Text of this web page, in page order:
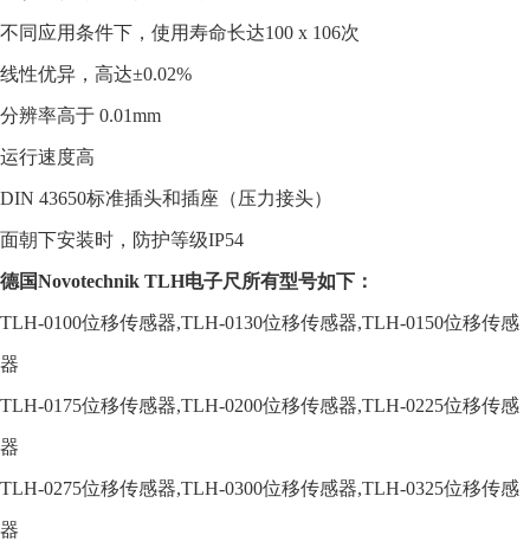
不同应用条件下，使用寿命长达100 x 106次
线性优异，高达±0.02%
分辨率高于 0.01mm
运行速度高
DIN 43650标准插头和插座（压力接头）
面朝下安装时，防护等级IP54
德国Novotechnik TLH电子尺所有型号如下：
TLH-0100位移传感器,TLH-0130位移传感器,TLH-0150位移传感
器
TLH-0175位移传感器,TLH-0200位移传感器,TLH-0225位移传感
器
TLH-0275位移传感器,TLH-0300位移传感器,TLH-0325位移传感
器